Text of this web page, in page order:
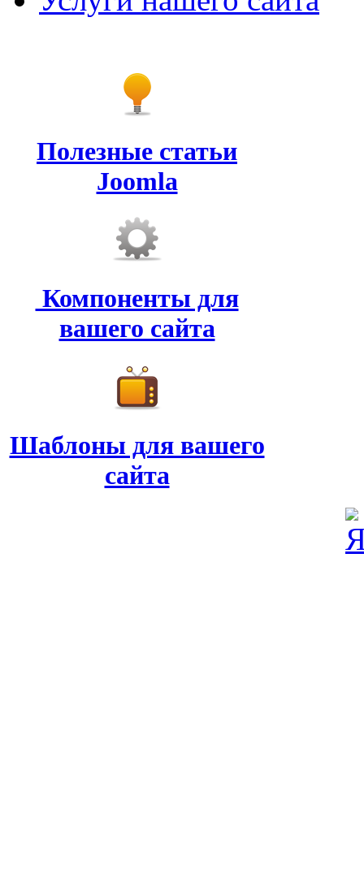
Полезные статьи
Joomla
Компоненты для
вашего сайта
Шаблоны для вашего
сайта